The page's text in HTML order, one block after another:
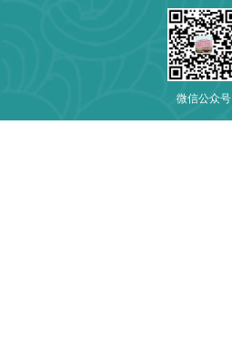
微信公众号